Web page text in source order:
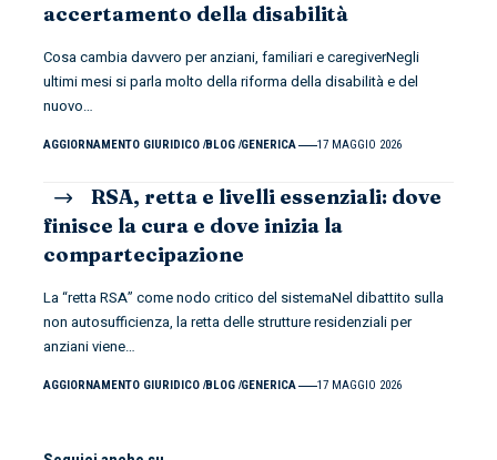
accertamento della disabilità
Cosa cambia davvero per anziani, familiari e caregiverNegli
ultimi mesi si parla molto della riforma della disabilità e del
nuovo…
AGGIORNAMENTO GIURIDICO BLOG GENERICA 17 MAGGIO 2026
RSA, retta e livelli essenziali: dove
finisce la cura e dove inizia la
compartecipazione
La “retta RSA” come nodo critico del sistemaNel dibattito sulla
non autosufficienza, la retta delle strutture residenziali per
anziani viene…
AGGIORNAMENTO GIURIDICO BLOG GENERICA 17 MAGGIO 2026